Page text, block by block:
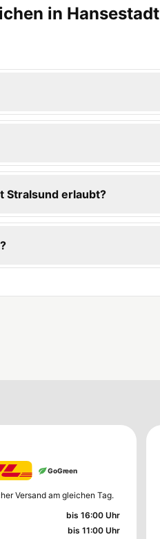
in Hansestadt
Stralsund erlaubt?
GoGreen
Versand am gleichen Tag.
bis 16:00 Uhr
bis 11:00 Uhr